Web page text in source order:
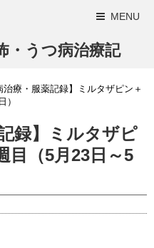
MENU
・うつ病治療記
治療・服薬記録】ミルタザピン＋
）
録】ミルタザピ
目（5月23日～5